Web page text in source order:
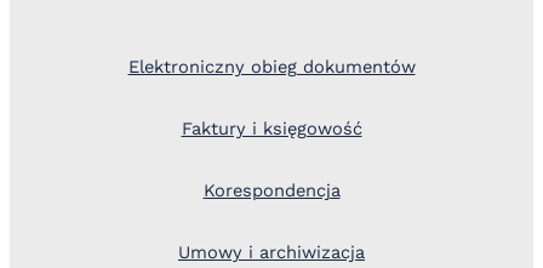
Elektroniczny obieg dokumentów
Faktury i księgowość
Korespondencja
Umowy i archiwizacja